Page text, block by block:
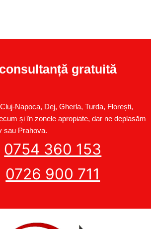
gratuită
Napoca, Dej, Gherla, Turda, Florești,
și în zonele apropiate, dar ne deplasăm
sau Prahova.
0754 360 153
0726 900 711